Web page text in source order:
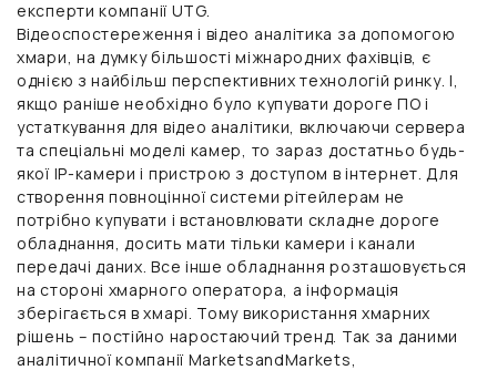
експертикомпанії UTG.
Відеоспостереження і відео аналітика за допомогою
хмари, на думку більшості міжнародних фахівців, є
однією з найбільш перспективних технологій ринку. І,
якщо раніше необхідно було купувати дороге ПО і
устаткування для відео аналітики, включаючи сервера
та спеціальні моделі камер, то зараз достатньо будь-
якої IP-камери і пристрою з доступом в інтернет. Для
створення повноцінної системи рітейлерам не
потрібно купувати і встановлювати складне дороге
обладнання, досить мати тільки камери і канали
передачі даних. Все інше обладнання розташовується
на стороні хмарного оператора, а інформація
зберігається в хмарі. Тому використання хмарних
рішень – постійно наростаючий тренд. Так за даними
аналітичної компанії MarketsandMarkets,